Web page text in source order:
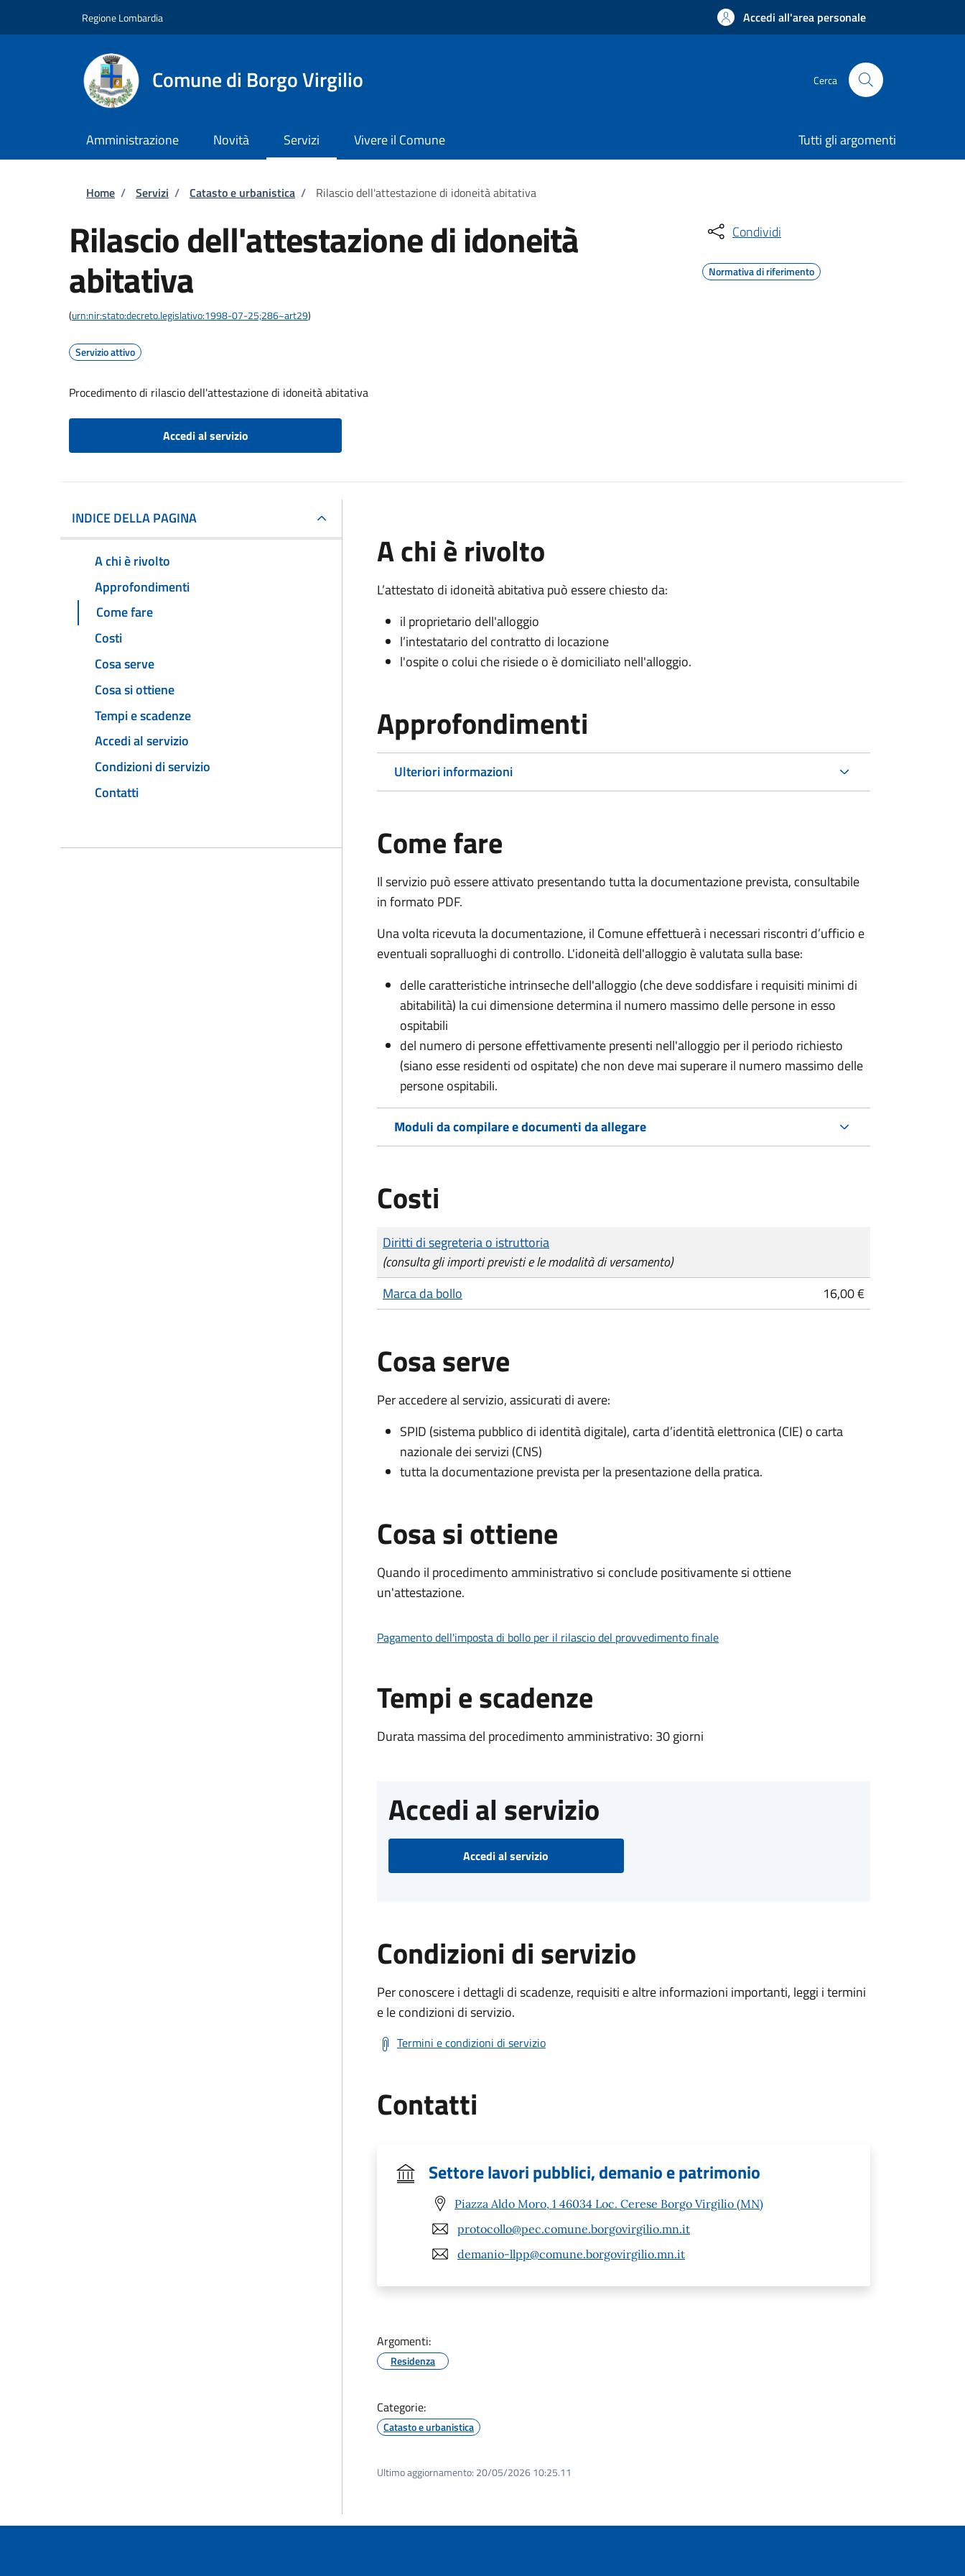
Regione Lombardia Accedi all'area personale
Comune di Borgo Virgilio Cerca
Amministrazione Novità Servizi Vivere il Comune Tutti gli argomenti
Briciole di pane
Home / Servizi / Catasto e urbanistica / Rilascio dell'attestazione di idoneità abitativa
Rilascio dell'attestazione di idoneità
abitativa
(urn:nir:stato:decreto.legislativo:1998-07-25;286~art29)
Servizio attivo
Procedimento di rilascio dell'attestazione di idoneità abitativa
Accedi al servizio
Condividi
Normativa di riferimento
INDICE DELLA PAGINA
A chi è rivolto
Approfondimenti
Come fare
Costi
Cosa serve
Cosa si ottiene
Tempi e scadenze
Accedi al servizio
Condizioni di servizio
Contatti
A chi è rivolto
L’attestato di idoneità abitativa può essere chiesto da:
il proprietario dell'alloggio
l’intestatario del contratto di locazione
l'ospite o colui che risiede o è domiciliato nell'alloggio.
Approfondimenti
Ulteriori informazioni
Come fare
Il servizio può essere attivato presentando tutta la documentazione prevista, consultabile
in formato PDF.
Una volta ricevuta la documentazione, il Comune effettuerà i necessari riscontri d’ufficio e
eventuali sopralluoghi di controllo. L'idoneità dell'alloggio è valutata sulla base:
delle caratteristiche intrinseche dell'alloggio (che deve soddisfare i requisiti minimi di
abitabilità) la cui dimensione determina il numero massimo delle persone in esso
ospitabili
del numero di persone effettivamente presenti nell'alloggio per il periodo richiesto
(siano esse residenti od ospitate) che non deve mai superare il numero massimo delle
persone ospitabili.
Moduli da compilare e documenti da allegare
Costi
Tipo di pagamento
Importo
Diritti di segreteria o istruttoria
(consulta gli importi previsti e le modalità di versamento)
Marca da bollo
16,00 €
Cosa serve
Per accedere al servizio, assicurati di avere:
SPID (sistema pubblico di identità digitale), carta d’identità elettronica (CIE) o carta
nazionale dei servizi (CNS)
tutta la documentazione prevista per la presentazione della pratica.
Cosa si ottiene
Quando il procedimento amministrativo si conclude positivamente si ottiene
un'attestazione.
Pagamento dell'imposta di bollo per il rilascio del provvedimento finale
Tempi e scadenze
Durata massima del procedimento amministrativo: 30 giorni
Accedi al servizio
Accedi al servizio
Condizioni di servizio
Per conoscere i dettagli di scadenze, requisiti e altre informazioni importanti, leggi i termini
e le condizioni di servizio.
Termini e condizioni di servizio
Contatti
Settore lavori pubblici, demanio e patrimonio
Piazza Aldo Moro, 1 46034 Loc. Cerese Borgo Virgilio (MN)
protocollo@pec.comune.borgovirgilio.mn.it
demanio-llpp@comune.borgovirgilio.mn.it
Argomenti:
Residenza
Categorie:
Catasto e urbanistica
Ultimo aggiornamento: 20/05/2026 10:25.11